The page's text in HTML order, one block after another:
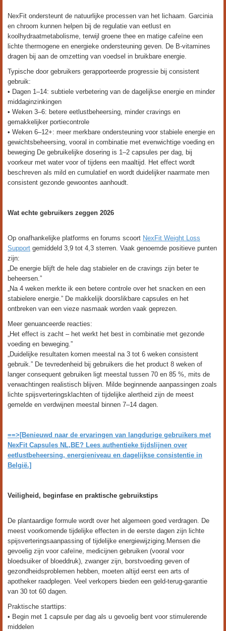
NexFit ondersteunt de natuurlijke processen van het lichaam. Garcinia
en chroom kunnen helpen bij de regulatie van eetlust en
koolhydraatmetabolisme, terwijl groene thee en matige cafeïne een
lichte thermogene en energieke ondersteuning geven. De B-vitamines
dragen bij aan de omzetting van voedsel in bruikbare energie.
Typische door gebruikers gerapporteerde progressie bij consistent
gebruik:
• Dagen 1–14: subtiele verbetering van de dagelijkse energie en minder
middaginzinkingen
• Weken 3–6: betere eetlustbeheersing, minder cravings en
gemakkelijker portiecontrole
• Weken 6–12+: meer merkbare ondersteuning voor stabiele energie en
gewichtsbeheersing, vooral in combinatie met evenwichtige voeding en
beweging De gebruikelijke dosering is 1–2 capsules per dag, bij
voorkeur met water voor of tijdens een maaltijd. Het effect wordt
beschreven als mild en cumulatief en wordt duidelijker naarmate men
consistent gezonde gewoontes aanhoudt.
Wat echte gebruikers zeggen 2026
Op onafhankelijke platforms en forums scoort NexFit Weight Loss
Support gemiddeld 3,9 tot 4,3 sterren. Vaak genoemde positieve punten
zijn:
„De energie blijft de hele dag stabieler en de cravings zijn beter te
beheersen.”
„Na 4 weken merkte ik een betere controle over het snacken en een
stabielere energie.” De makkelijk doorslikbare capsules en het
ontbreken van een vieze nasmaak worden vaak geprezen.
Meer genuanceerde reacties:
„Het effect is zacht – het werkt het best in combinatie met gezonde
voeding en beweging.”
„Duidelijke resultaten komen meestal na 3 tot 6 weken consistent
gebruik.” De tevredenheid bij gebruikers die het product 8 weken of
langer consequent gebruiken ligt meestal tussen 70 en 85 %, mits de
verwachtingen realistisch blijven. Milde beginnende aanpassingen zoals
lichte spijsverteringsklachten of tijdelijke alertheid zijn de meest
gemelde en verdwijnen meestal binnen 7–14 dagen.
==>[Benieuwd naar de ervaringen van langdurige gebruikers met
NexFit Capsules NL,BE? Lees authentieke tijdslijnen over
eetlustbeheersing, energieniveau en dagelijkse consistentie in
België.]
Veiligheid, beginfase en praktische gebruikstips
De plantaardige formule wordt over het algemeen goed verdragen. De
meest voorkomende tijdelijke effecten in de eerste dagen zijn lichte
spijsverteringsaanpassing of tijdelijke energiewijziging.Mensen die
gevoelig zijn voor cafeïne, medicijnen gebruiken (vooral voor
bloedsuiker of bloeddruk), zwanger zijn, borstvoeding geven of
gezondheidsproblemen hebben, moeten altijd eerst een arts of
apotheker raadplegen. Veel verkopers bieden een geld-terug-garantie
van 30 tot 60 dagen.
Praktische starttips:
• Begin met 1 capsule per dag als u gevoelig bent voor stimulerende
middelen